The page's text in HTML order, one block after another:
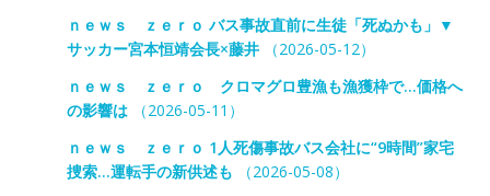
ｎｅｗｓ ｚｅｒｏ バス事故直前に生徒「死ぬかも」▼
サッカー宮本恒靖会長×藤井（2026-05-12）
ｎｅｗｓ ｚｅｒｏ クロマグロ豊漁も漁獲枠で…価格へ
の影響は（2026-05-11）
ｎｅｗｓ ｚｅｒｏ 1人死傷事故バス会社に“9時間”家宅
捜索…運転手の新供述も （2026-05-08）